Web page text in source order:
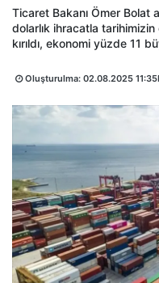
Ticaret Bakanı Ömer Bolat
dolarlık ihracatla
kırıldı, ekonomi yüzde 11
Oluşturulma: 02.08.2025 11:35